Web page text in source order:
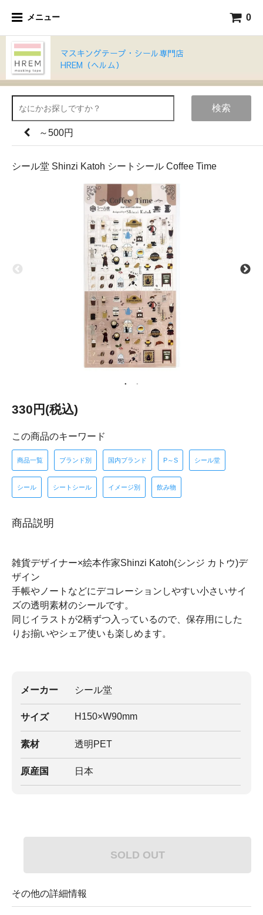
メニュー 0
マスキングテープ・シール専門店
HREM（ヘルム）
検索
～500円
シール堂 Shinzi Katoh シートシール Coffee Time
330円(税込)
この商品のキーワード
商品一覧 ブランド別 国内ブランド P～S シール堂
シール シートシール イメージ別 飲み物
商品説明
雑貨デザイナー×絵本作家Shinzi Katoh(シンジ カトウ)デ
ザイン
手帳やノートなどにデコレーションしやすい小さいサイ
ズの透明素材のシールです。
同じイラストが2柄ずつ入っているので、保存用にした
りお揃いやシェア使いも楽しめます。
メーカー シール堂
サイズ H150×W90mm
素材 透明PET
原産国 日本
SOLD OUT
その他の詳細情報